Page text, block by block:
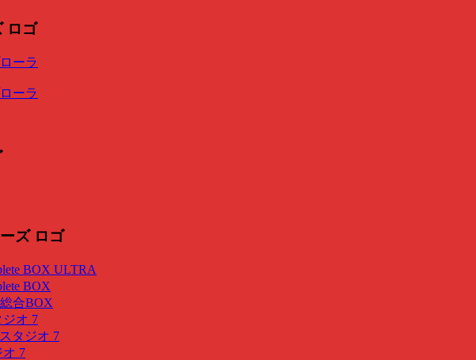
ーラ
ーラ
BOX ULTRA
BOX
合BOX
オ 7
タジオ 7
7